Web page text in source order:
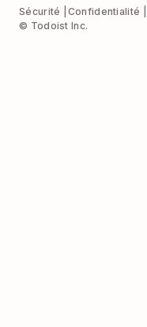
Sécurité Confidentialité
© Todoist Inc.